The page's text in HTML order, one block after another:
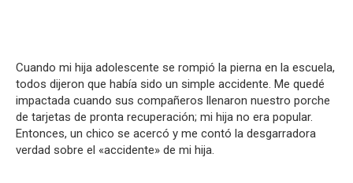
Cuando mi hija adolescente se rompió la pierna en la escuela,
todos dijeron que había sido un simple accidente. Me quedé
impactada cuando sus compañeros llenaron nuestro porche
de tarjetas de pronta recuperación; mi hija no era popular.
Entonces, un chico se acercó y me contó la desgarradora
verdad sobre el «accidente» de mi hija.